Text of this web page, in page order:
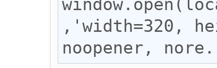
,'width=320,
noopener,